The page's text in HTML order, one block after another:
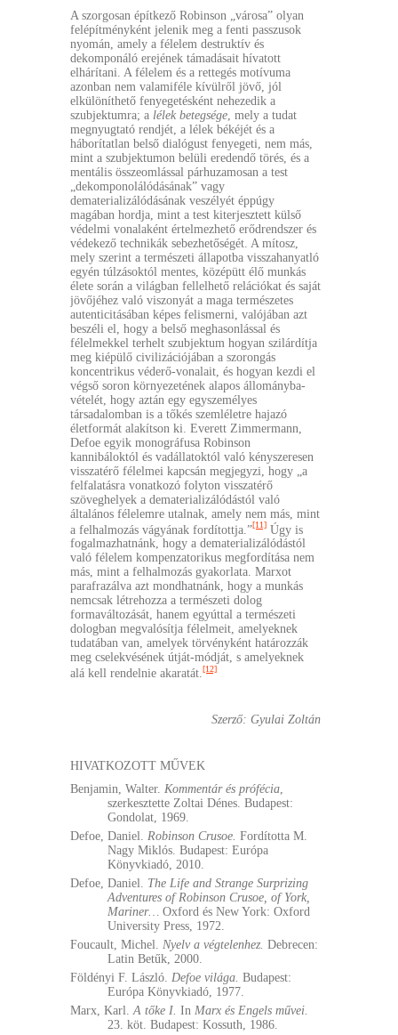
A szorgosan építkező Robinson „városa” olyan
felépítményként jelenik meg a fenti passzusok
nyomán, amely a félelem destruktív és
dekomponáló erejének támadásait hívatott
elhárítani. A félelem és a rettegés motívuma
azonban nem valamiféle kívülről jövő, jól
elkülöníthető fenyegetésként nehezedik a
szubjektumra; a lélek betegsége , mely a tudat
megnyugtató rendjét, a lélek békéjét és a
háborítatlan belső dialógust fenyegeti, nem más,
mint a szubjektumon belüli eredendő törés, és a
mentális összeomlással párhuzamosan a test
„dekomponolálódásának” vagy
dematerializálódásának veszélyét éppúgy
magában hordja, mint a test kiterjesztett külső
védelmi vonalaként értelmezhető erődrendszer és
védekező technikák sebezhetőségét. A mítosz,
mely szerint a természeti állapotba visszahanyatló
egyén túlzásoktól mentes, középütt élő munkás
élete során a világban fellelhető relációkat és saját
jövőjéhez való viszonyát a maga természetes
autenticitásában képes felismerni, valójában azt
beszéli el, hogy a belső meghasonlással és
félelmekkel terhelt szubjektum hogyan szilárdítja
meg kiépülő civilizációjában a szorongás
koncentrikus véderő-vonalait, és hogyan kezdi el
végső soron környezetének alapos állományba-
vételét, hogy aztán egy egyszemélyes
társadalomban is a tőkés szemléletre hajazó
életformát alakítson ki. Everett Zimmermann,
Defoe egyik monográfusa Robinson
kannibáloktól és vadállatoktól való kényszeresen
visszatérő félelmei kapcsán megjegyzi, hogy „a
felfalatásra vonatkozó folyton visszatérő
szöveghelyek a dematerializálódástól való
általános félelemre utalnak, amely nem más, mint
a felhalmozás vágyának fordítottja.”[11] Úgy is
fogalmazhatnánk, hogy a dematerializálódástól
való félelem kompenzatorikus megfordítása nem
más, mint a felhalmozás gyakorlata. Marxot
parafrazálva azt mondhatnánk, hogy a munkás
nemcsak létrehozza a természeti dolog
formaváltozását, hanem egyúttal a természeti
dologban megvalósítja félelmeit, amelyeknek
tudatában van, amelyek törvényként határozzák
meg cselekvésének útját-módját, s amelyeknek
alá kell rendelnie akaratát. [12]
Szerző: Gyulai Zoltán
HIVATKOZOTT MŰVEK
Benjamin, Walter. Kommentár és prófécia
szerkesztette Zoltai Dénes. Budapest:
Gondolat, 1969.
Defoe, Daniel. Robinson Crusoe. Fordította M.
Nagy Miklós. Budapest: Európa
Könyvkiadó, 2010.
Defoe, Daniel. The Life and Strange Surprizing
Adventures of Robinson Crusoe, of York,
Mariner…
Oxford és New York: Oxford
University Press, 1972.
Foucault, Michel. Nyelv a végtelenhez. Debrecen:
Latin Betűk, 2000.
Földényi F. László. Defoe világa. Budapest:
Európa Könyvkiadó, 1977.
Marx, Karl. A tőke I. In Marx és Engels művei.
23. köt. Budapest: Kossuth, 1986.